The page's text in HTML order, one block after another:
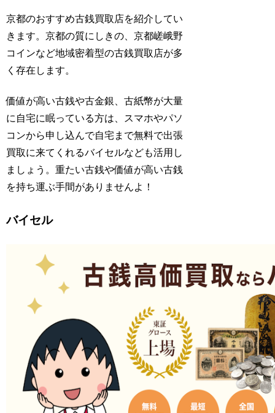
京都のおすすめ古銭買取店を紹介してい
きます。京都の質にしきの、京都嵯峨野
コインなど地域密着型の古銭買取店が多
く存在します。
価値が高い古銭や古金銀、古紙幣が大量
に自宅に眠っている方は、スマホやパソ
コンから申し込んで自宅まで無料で出張
買取に来てくれるバイセルなども活用し
ましょう。重たい古銭や価値が高い古銭
を持ち運ぶ手間がありませんよ！
バイセル